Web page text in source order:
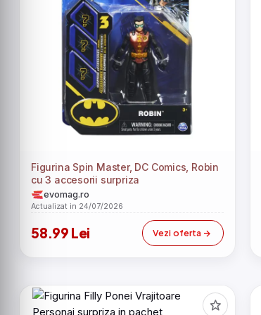
Figurina Spin Master, DC Comics, Robin
cu 3 accesorii surpriza
evomag.ro
Actualizat in 24/07/2026
58.99 Lei Vezi oferta